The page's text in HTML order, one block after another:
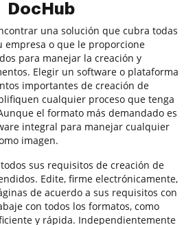
DocHub
una solución que cubra todas
empresa o que le proporcione
para manejar la creación y
Elegir un software o plataforma
importantes de creación de
cualquier proceso que tenga
el formato más demandado es
integral para manejar cualquier
imagen.
sus requisitos de creación de
Edite, firme electrónicamente,
de acuerdo a sus requisitos con
con todos los formatos, como
y rápida. Independientemente